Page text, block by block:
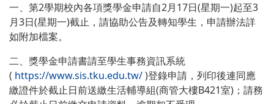
一、第2學期校內各項獎學金申請自2月17日(星期一)起至3
月3日(星期一)截止，請協助公告及轉知學生，申請辦法詳
如附加檔案。
二、獎學金申請書請至學生事務資訊系統
( https://www.sis.tku.edu.tw/)登錄申請，列印後連同應
繳證件於截止日前送繳生活輔導組(商管大樓B421室)；請務